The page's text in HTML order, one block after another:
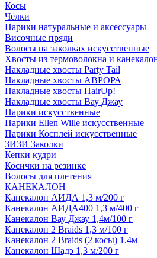
Косы
Чёлки
Парики натуральные и аксессуары
Височные пряди
Волосы на заколках искусственные
Хвосты из термоволокна и
Накладные хвосты Party Tail
Накладные хвосты АВРОРА
Накладные хвосты HairUp!
Накладные хвосты Вау Джау
Парики искусственные
Парики Ellen Wille искусственные
Парики Косплей искусственные
ЗИЗИ Заколки
Кепки кудри
Косички на резинке
Волосы для плетения
КАНЕКАЛОН
Канекалон АИДА 1,3 м/200 г
Канекалон АИДА400 1,3 м/400 г
Канекалон Вау Джау 1,4м/100 г
Канекалон 2 Braids 1,3 м/100 г
Канекалон 2 Braids (2 косы) 1.4м
Канекалон Шадэ 1,3 м/200 г